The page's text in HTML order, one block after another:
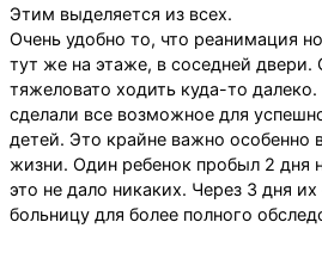
Этим выделяется из всех.
Очень удобно то, что реанимация
тут же на этаже, в соседней двери.
тяжеловато ходить куда-то
сделали все возможное для
детей. Это крайне важно особенно
жизни. Один ребенок пробыл 2 дня
это не дало никаких. Через 3 дня
больницу для более полного